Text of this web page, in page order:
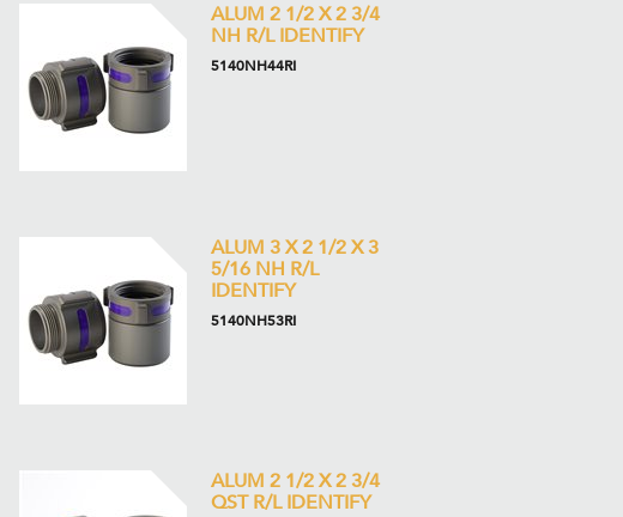
ALUM 2 1/2 X 2 3/4
NH R/L IDENTIFY
5140NH44RI
ALUM 3 X 2 1/2 X 3
5/16 NH R/L
IDENTIFY
5140NH53RI
ALUM 2 1/2 X 2 3/4
QST R/L IDENTIFY